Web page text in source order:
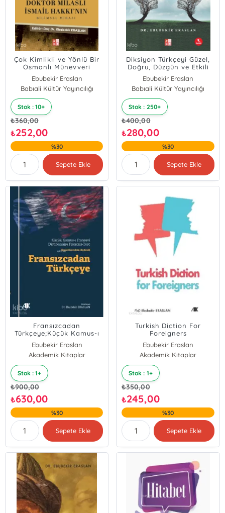
Çok Kimlikli ve Yönlü Bir
Osmanlı Münevveri
Doktor Milaslı İsmail
Hakkı’nın Bilimsel Mirası
Ebubekir Eraslan
Ercan Şen
Nusret Gedik
Arif Hüdai Köken
Ensar Arif Sağbaş
Ahmet Nizamoğlu
Leyla İsayeva Özğan
Babıali Kültür Yayıncılığı
Stok : 10+
₺360,00
₺252,00
%30
Sepete Ekle
Diksiyon Türkçeyi Güzel,
Doğru, Düzgün ve Etkili
Konuşmak
Ebubekir Eraslan
Babıali Kültür Yayıncılığı
Stok : 250+
₺400,00
₺280,00
%30
Sepete Ekle
Fransızcadan
Türkçeye;Küçük Kamus-ı
Fransevi Dictionnaire
Français-Turc
Ebubekir Eraslan
Akademik Kitaplar
Stok : 1+
₺900,00
₺630,00
%30
Sepete Ekle
Turkish Diction For
Foreigners
Ebubekir Eraslan
Akademik Kitaplar
Stok : 1+
₺350,00
₺245,00
%30
Sepete Ekle